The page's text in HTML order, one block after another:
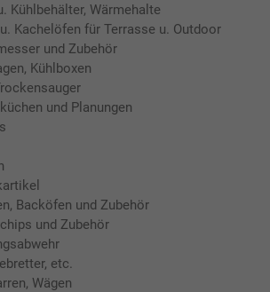
Kühlbehälter, Wärmehalte
Kachelöfen für Terrasse u. Outdoor
und Zubehör
Kühlboxen
und Planungen
Backöfen und Zubehör
und Zubehör
etc.
Wägen